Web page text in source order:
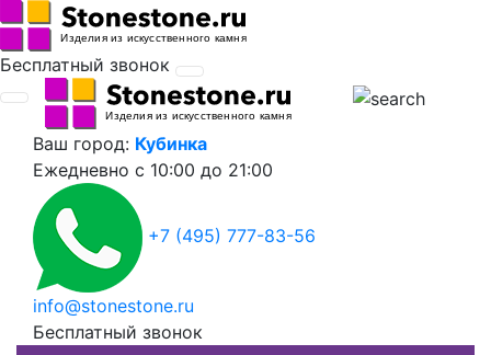
Бесплатный звонок
Ваш город: Кубинка
Ежедневно с 10:00 до 21:00
+7 (495) 777-83-56
info@stonestone.ru
Бесплатный звонок